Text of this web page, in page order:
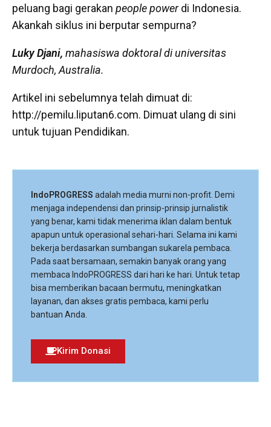
peluang bagi gerakan people powerdi Indonesia.
Akankah siklus ini berputar sempurna?
Luky Djani, mahasiswa doktoral di universitas
Murdoch, Australia.
Artikel ini sebelumnya telah dimuat di:
http://pemilu.liputan6.com. Dimuat ulang di sini
untuk tujuan Pendidikan.
IndoPROGRESS adalah media murni non-profit. Demi
menjaga independensi dan prinsip-prinsip jurnalistik
yang benar, kami tidak menerima iklan dalam bentuk
apapun untuk operasional sehari-hari. Selama ini kami
bekerja berdasarkan sumbangan sukarela pembaca.
Pada saat bersamaan, semakin banyak orang yang
membaca IndoPROGRESS dari hari ke hari. Untuk tetap
bisa memberikan bacaan bermutu, meningkatkan
layanan, dan akses gratis pembaca, kami perlu
bantuan Anda.
Kirim Donasi